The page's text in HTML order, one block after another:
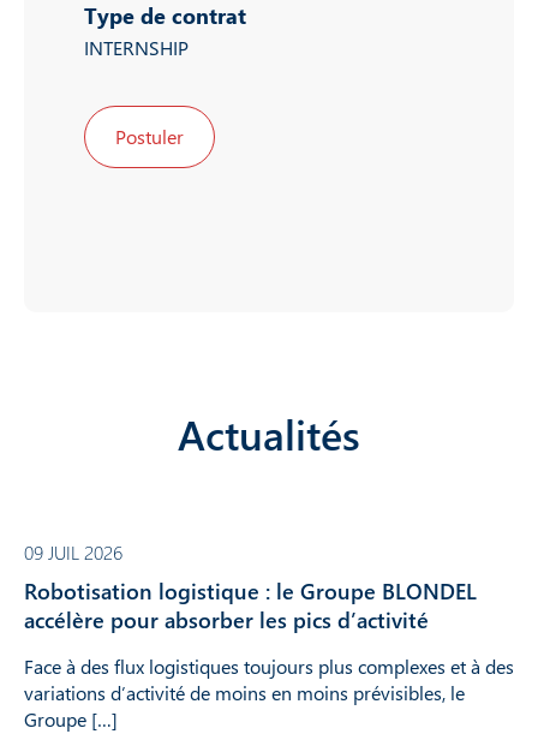
Type de contrat
INTERNSHIP
Postuler
Actualités
09 JUIL 2026
Robotisation logistique : le Groupe BLONDEL
accélère pour absorber les pics d’activité
Face à des flux logistiques toujours plus complexes et à des
variations d’activité de moins en moins prévisibles, le
Groupe […]